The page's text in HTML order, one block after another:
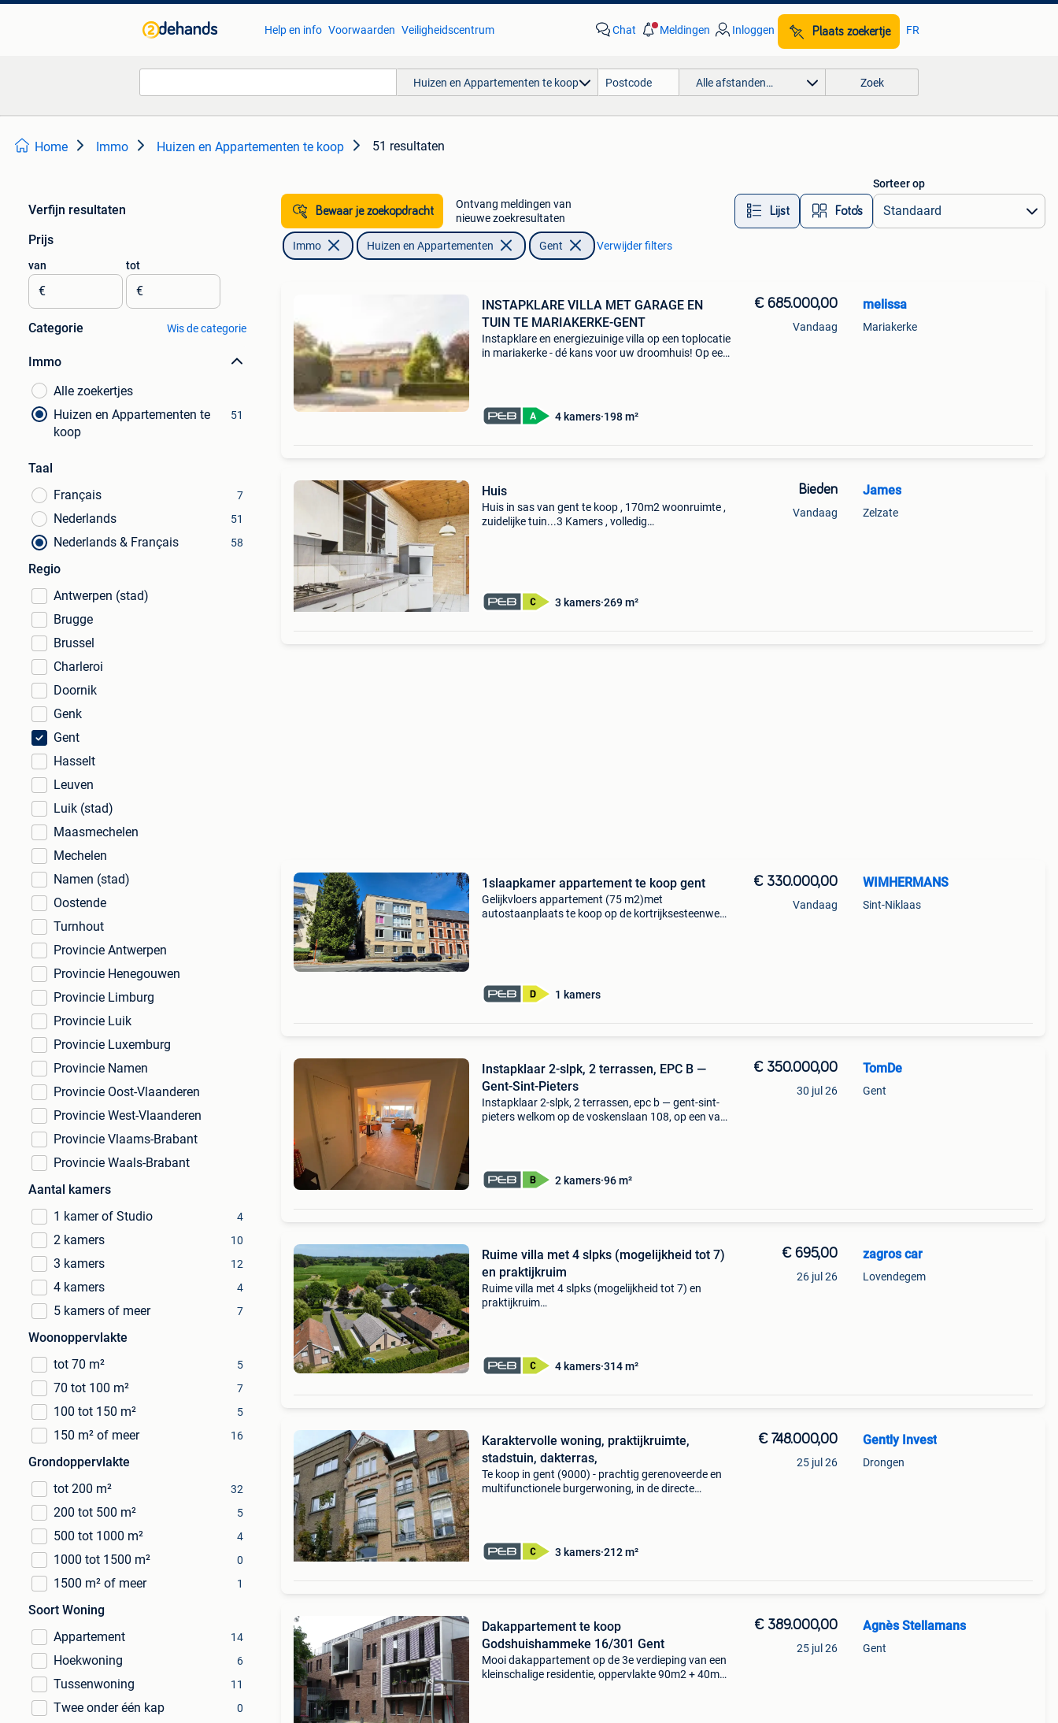
Help en info Voorwaarden Veiligheidscentrum Chat Meldingen Inloggen Plaats zoekertje FR
Huizen en Appartementen te koop Alle afstanden… Zoek
Home Immo Huizen en Appartementen te koop 51 resultaten
Verfijn resultaten
Prijs
van
€
tot
€
Categorie Wis de categorie
Immo
Alle zoekertjes
Huizen en Appartementen te
koop
51
Taal
Français
7
Nederlands 51
Nederlands & Français 58
Regio
Antwerpen (stad)
Brugge
Brussel
Charleroi
Doornik
Genk
Gent
Hasselt
Leuven
Luik (stad)
Maasmechelen
Mechelen
Namen (stad)
Oostende
Turnhout
Provincie Antwerpen
Provincie Henegouwen
Provincie Limburg
Provincie Luik
Provincie Luxemburg
Provincie Namen
Provincie Oost-Vlaanderen
Provincie West-Vlaanderen
Provincie Vlaams-Brabant
Provincie Waals-Brabant
Aantal kamers
1 kamer of Studio
4
2 kamers 10
3 kamers 12
4 kamers 4
5 kamers of meer 7
Woonoppervlakte
tot 70 m²
5
70 tot 100 m² 7
100 tot 150 m² 5
150 m² of meer 16
Grondoppervlakte
tot 200 m²
32
200 tot 500 m² 5
500 tot 1000 m² 4
1000 tot 1500 m² 0
1500 m² of meer 1
Soort Woning
Appartement
14
Hoekwoning 6
Tussenwoning 11
Twee onder één kap 0
Bewaar je zoekopdracht
Ontvang meldingen van
nieuwe zoekresultaten
Lijst Foto’s
Sorteer op
Immo Huizen en Appartementen Gent Verwijder filters
INSTAPKLARE VILLA MET GARAGE EN
TUIN TE MARIAKERKE-GENT
Instapklare en energiezuinige villa op een toplocatie
in mariakerke - dé kans voor uw droomhuis! Op een
4 kamers 198 m²
€ 685.000,00
Vandaag
melissa
Mariakerke
Huis
Huis in sas van gent te koop , 170m2 woonruimte ,
zuidelijke tuin...3 Kamers , volledig
3 kamers 269 m²
Bieden
Vandaag
James
Zelzate
1slaapkamer appartement te koop gent
Gelijkvloers appartement (75 m2)met
autostaanplaats te koop op de kortrijksesteenweg
1 kamers
€ 330.000,00
Vandaag
WIMHERMANS
Sint-Niklaas
Instapklaar 2-slpk, 2 terrassen, EPC B —
Gent-Sint-Pieters
Instapklaar 2-slpk, 2 terrassen, epc b — gent-sint-
pieters welkom op de voskenslaan 108, op een van
2 kamers 96 m²
€ 350.000,00
30 jul 26
TomDe
Gent
Ruime villa met 4 slpks (mogelijkheid tot 7)
en praktijkruim
Ruime villa met 4 slpks (mogelijkheid tot 7) en
praktijkruim
ios&utm_campaign=on-
4 kamers 314 m²
€ 695,00
26 jul 26
zagros car
Lovendegem
Karaktervolle woning, praktijkruimte,
stadstuin, dakterras,
Te koop in gent (9000) - prachtig gerenoveerde en
multifunctionele burgerwoning, in de directe
3 kamers 212 m²
€ 748.000,00
25 jul 26
Gently Invest
Drongen
Dakappartement te koop
Godshuishammeke 16/301 Gent
Mooi dakappartement op de 3e verdieping van een
kleinschalige residentie, oppervlakte 90m2 + 40m2
€ 389.000,00
25 jul 26
Agnès Stellamans
Gent